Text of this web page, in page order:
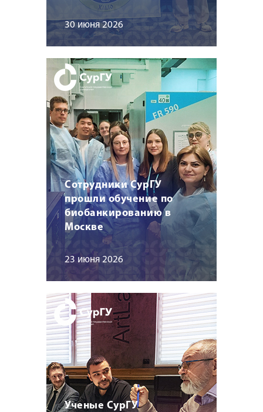
30 июня 2026
Сотрудники СурГУ
прошли обучение по
биобанкированию в
Москве
23 июня 2026
Ученые СурГУ